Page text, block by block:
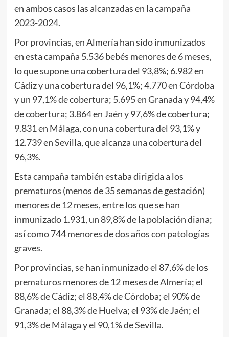
en ambos casos las alcanzadas en la campaña
2023-2024.
Por provincias, en Almería han sido inmunizados
en esta campaña 5.536 bebés menores de 6 meses,
lo que supone una cobertura del 93,8%; 6.982 en
Cádiz y una cobertura del 96,1%; 4.770 en Córdoba
y un 97,1% de cobertura; 5.695 en Granada y 94,4%
de cobertura; 3.864 en Jaén y 97,6% de cobertura;
9.831 en Málaga, con una cobertura del 93,1% y
12.739 en Sevilla, que alcanza una cobertura del
96,3%.
Esta campaña también estaba dirigida a los
prematuros (menos de 35 semanas de gestación)
menores de 12 meses, entre los que se han
inmunizado 1.931, un 89,8% de la población diana;
así como 744 menores de dos años con patologías
graves.
Por provincias, se han inmunizado el 87,6% de los
prematuros menores de 12 meses de Almería; el
88,6% de Cádiz; el 88,4% de Córdoba; el 90% de
Granada; el 88,3% de Huelva; el 93% de Jaén; el
91,3% de Málaga y el 90,1% de Sevilla.